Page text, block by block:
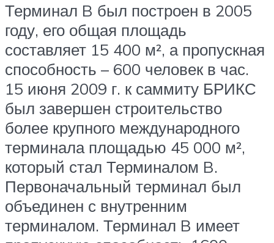
Терминал B был построен в 2005
году, его общая площадь
составляет 15 400 м², а пропускная
способность – 600 человек в час.
15 июня 2009 г. к саммиту БРИКС
был завершен строительство
более крупного международного
терминала площадью 45 000 м²,
который стал Терминалом B.
Первоначальный терминал был
объединен с внутренним
терминалом. Терминал B имеет